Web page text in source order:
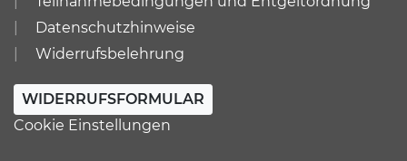
Datenschutzhinweise
Widerrufsbelehrung
WIDERRUFSFORMULAR
Cookie Einstellungen